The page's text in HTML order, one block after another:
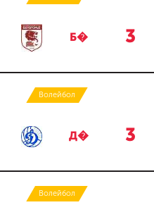
Б� 3
Волейбол
Д� 3
Волейбол